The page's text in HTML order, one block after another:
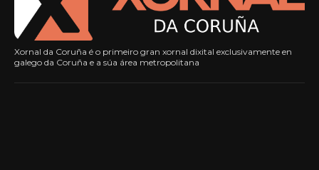
Xornal da Coruña é o primeiro gran xornal dixital exclusivamente en
galego da Coruña e a súa área metropolitana